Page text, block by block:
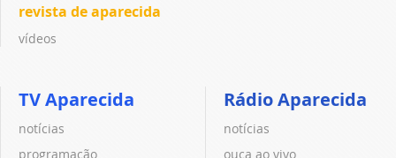
revista de aparecida
vídeos
TV Aparecida
notícias
programação
Rádio Aparecida
notícias
ouça ao vivo